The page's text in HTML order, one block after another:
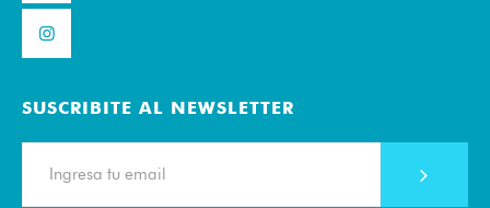
SUSCRIBITE AL NEWSLETTER